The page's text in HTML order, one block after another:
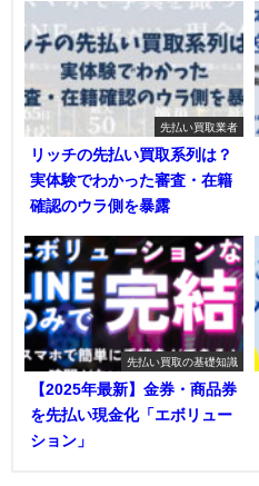
先払い買取業者
リッチの先払い買取系列は？
実体験でわかった審査・在籍
確認のウラ側を暴露
先払い買取の基礎知識
【2025年最新】金券・商品券
を先払い現金化「エボリュー
ション」